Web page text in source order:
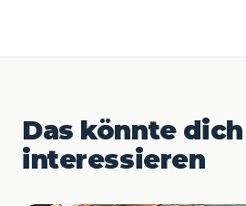
Das könnte
interessieren